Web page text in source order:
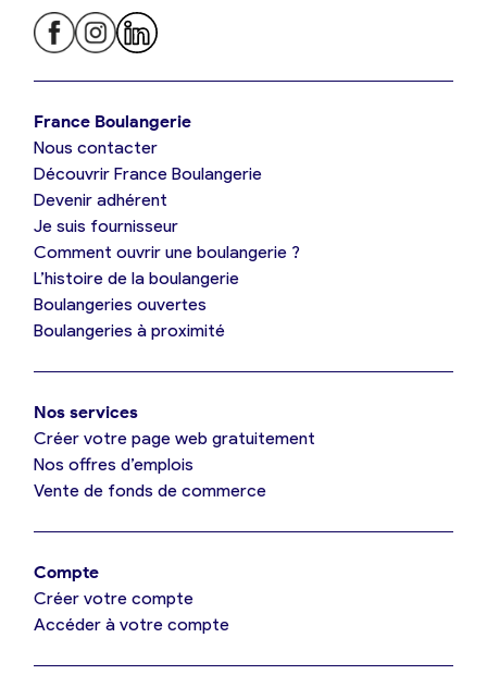
Je trouve ma boulangerie
Je suis boulanger
Je découvre France Boulangerie
Mes tarifs
Je référence ma boulangerie (gratuit)
Offres d’emploi
Je suis fournisseur
France Boulangerie
Nous contacter
Découvrir France Boulangerie
Devenir adhérent
Je suis fournisseur
Comment ouvrir une boulangerie ?
L’histoire de la boulangerie
Boulangeries ouvertes
Boulangeries à proximité
Nos services
Créer votre page web gratuitement
Nos offres d’emplois
Vente de fonds de commerce
Compte
Créer votre compte
Accéder à votre compte